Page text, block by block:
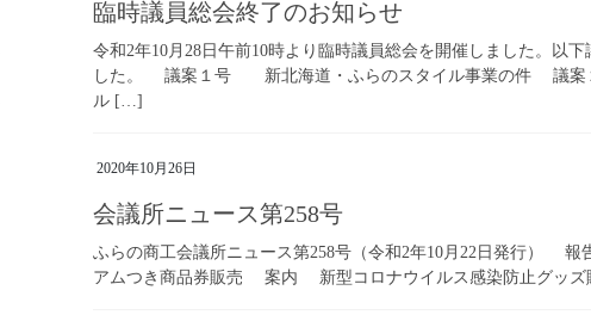
臨時議員総会終了のお知らせ
令和2年10月28日午前10時より臨時議員総会を開催しました。以
した。 議案１号 新北海道・ふらのスタイル事業の件 議案
ル […]
2020年10月26日
会議所ニュース第258号
ふらの商工会議所ニュース第258号（令和2年10月22日発行
アムつき商品券販売 案内 新型コロナウイルス感染防止グッ